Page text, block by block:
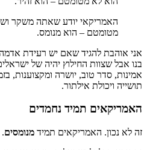
האמריקאי יודע שאתה משקר
מטומטם – הוא מנומס.
אני אוהבת להגיד שאם יש רעידת
בנו אבל שצוות החילוץ יהיה של
אמינות, סדר טוב, יושרה ומקצוענות,
תושייה ויכולת אילתור.
האמריקאים תמיד נחמדים
זה לא נכון. האמריקאים תמיד מנומסים.